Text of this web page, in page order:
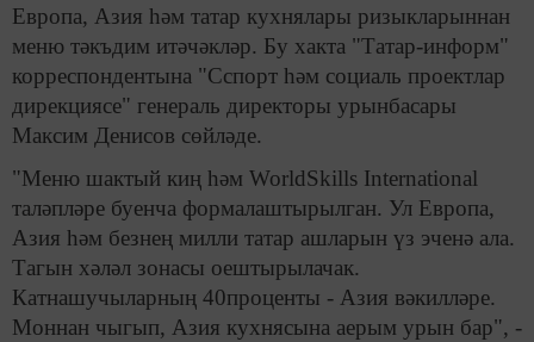
Европа, Азия һәм татар кухнялары ризыкларыннан
меню тәкъдим итәчәкләр. Бу хакта "Татар-информ"
корреспондентына "Сспорт һәм социаль проектлар
дирекциясе" генераль директоры урынбасары
Максим Денисов сөйләде.
"Меню шактый киң һәм WorldSkills International
таләпләре буенча формалаштырылган. Ул Европа,
Азия һәм безнең милли татар ашларын үз эченә ала.
Тагын хәләл зонасы оештырылачак.
Катнашучыларның 40проценты - Азия вәкилләре.
Моннан чыгып, Азия кухнясына аерым урын бар", -